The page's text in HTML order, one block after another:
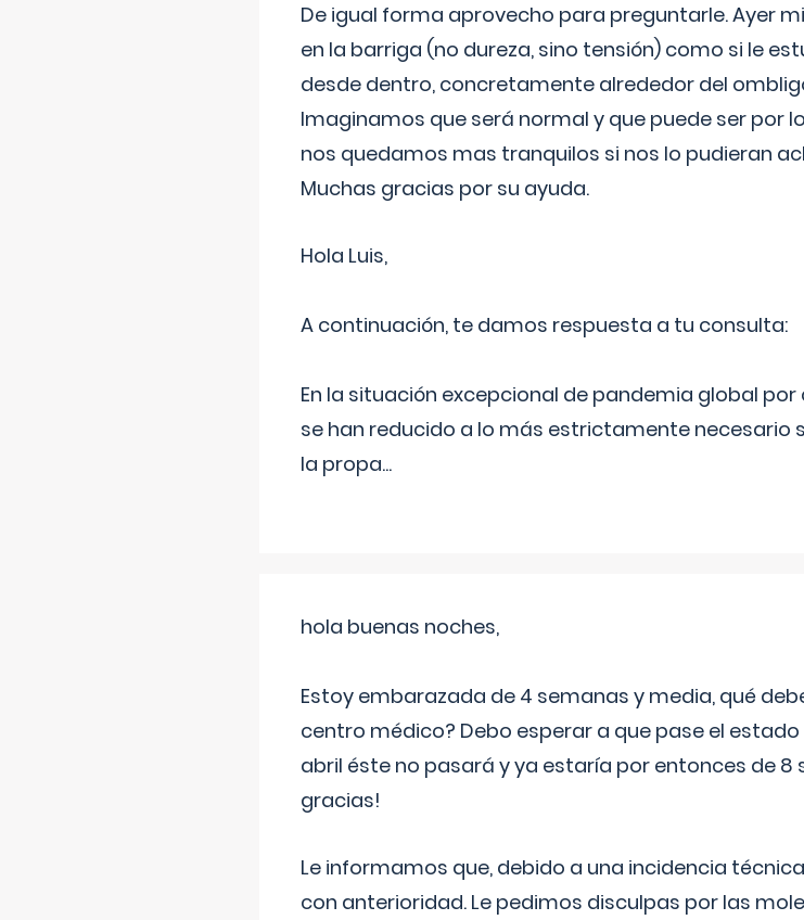
De igual forma aprovecho para preguntarle. Ayer
en la barriga (no dureza, sino tensión) como si le
desde dentro, concretamente alrededor del
Imaginamos que será normal y que puede ser por
nos quedamos mas tranquilos si nos lo pudieran
Muchas gracias por su ayuda.
Hola Luis,
A continuación, te damos respuesta a tu consulta:
En la situación excepcional de pandemia global
se han reducido a lo más estrictamente necesario
la propa...
hola buenas noches,
Estoy embarazada de 4 semanas y media, qué
centro médico? Debo esperar a que pase el
abril éste no pasará y ya estaría por entonces de 8
gracias!
Le informamos que, debido a una incidencia
con anterioridad. Le pedimos disculpas por las